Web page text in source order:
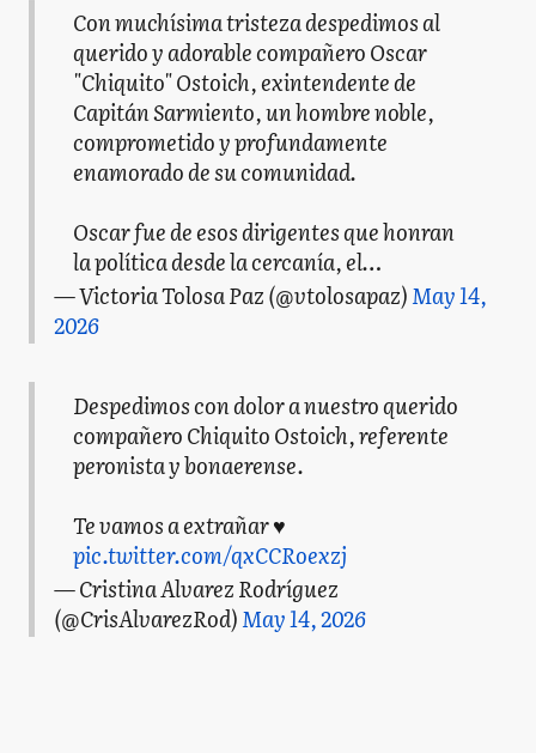
Con muchísima tristeza despedimos al
querido y adorable compañero Oscar
"Chiquito" Ostoich, exintendente de
Capitán Sarmiento, un hombre noble,
comprometido y profundamente
enamorado de su comunidad.
Oscar fue de esos dirigentes que honran
la política desde la cercanía, el…
— Victoria Tolosa Paz (@vtolosapaz)May 14,
2026
Despedimos con dolor a nuestro querido
compañero Chiquito Ostoich, referente
peronista y bonaerense.
Te vamos a extrañar ♥️
pic.twitter.com/qxCCRoexzj
— Cristina Alvarez Rodríguez
(@CrisAlvarezRod)May 14, 2026